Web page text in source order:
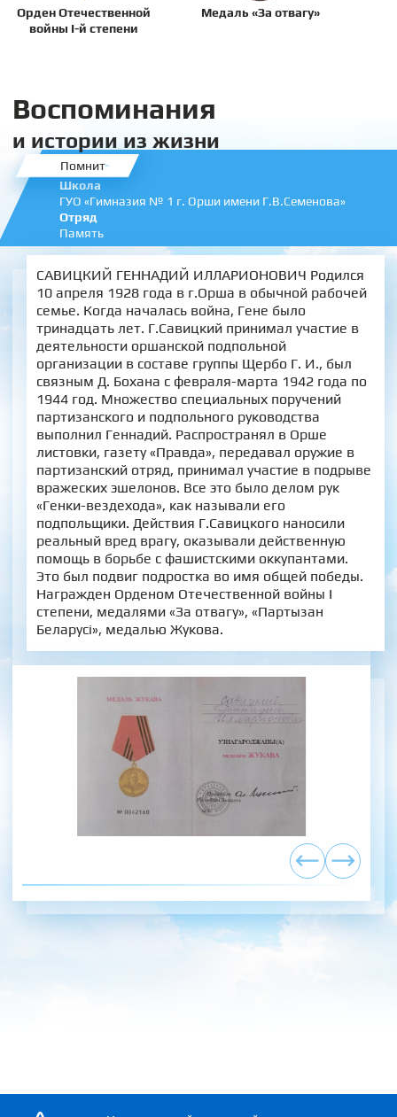
Орден Отечественной
войны I-й степени
Медаль «За отвагу»
Воспоминания
и истории из жизни
Помнит
Школа
ГУО «Гимназия № 1 г. Орши имени Г.В.Семенова»
Отряд
Память
САВИЦКИЙ ГЕННАДИЙ ИЛЛАРИОНОВИЧ Родился
10 апреля 1928 года в г.Орша в обычной рабочей
семье. Когда началась война, Гене было
тринадцать лет. Г.Савицкий принимал участие в
деятельности оршанской подпольной
организации в составе группы Щербо Г. И., был
связным Д. Бохана с февраля-марта 1942 года по
1944 год. Множество специальных поручений
партизанского и подпольного руководства
выполнил Геннадий. Распространял в Орше
листовки, газету «Правда», передавал оружие в
партизанский отряд, принимал участие в подрыве
вражеских эшелонов. Все это было делом рук
«Генки-вездехода», как называли его
подпольщики. Действия Г.Савицкого наносили
реальный вред врагу, оказывали действенную
помощь в борьбе с фашистскими оккупантами.
Это был подвиг подростка во имя общей победы.
Награжден Орденом Отечественной войны I
степени, медалями «За отвагу», «Партызан
Беларусі», медалью Жукова.